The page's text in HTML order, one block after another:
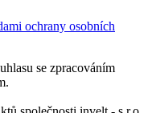
ochrany osobních
se zpracováním